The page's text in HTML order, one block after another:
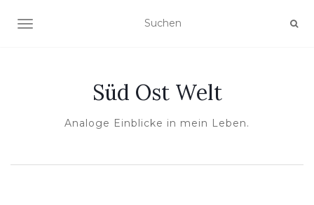
NAVIGATION UMSCHALTEN
Süd Ost Welt
Analoge Einblicke in mein Leben.